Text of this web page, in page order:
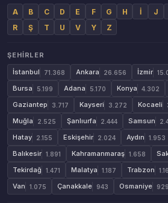
A B C D E F G H İ J
R
Ş T U V Y Z
ŞEHIRLER
İstanbul
71.368 Ankara 26.656 İzmir
Bursa 5.199 Adana 5.170 Konya 4.302
Gaziantep 3.717 Kayseri 3.272 Kocaeli
Muğla 2.525 Şanlıurfa 2.444 Samsun
Hatay 2.155 Eskişehir 2.024 Aydın 1.953
Balıkesir 1.891 Kahramanmaraş 1.658
Tekirdağ 1.471 Malatya 1.187 Trabzon
Van 1.075 Çanakkale 943 Osmaniye 929